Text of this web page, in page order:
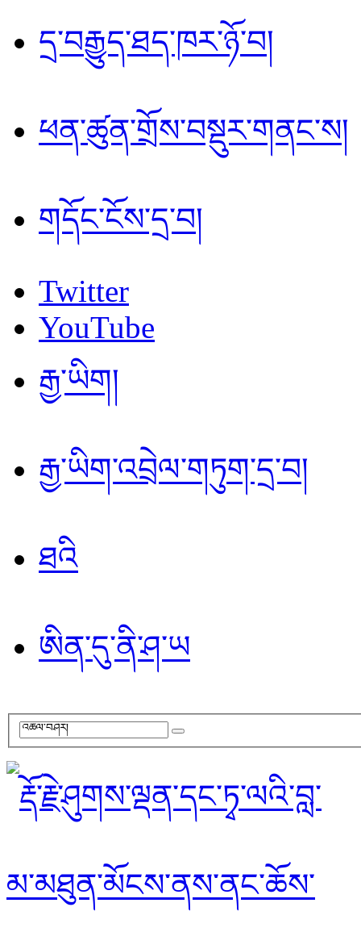
དྲ་བརྒྱུད་ཐད་ཁར་ཉོ་བ།
ཕན་ཚུན་གྲོས་བསྡུར་གནང་ས།
གདོང་ངོས་དྲ་བ།
Twitter
YouTube
རྒྱ་ཡིག།
རྒྱ་ཡིག་འབྲེལ་གཏུག་དྲ་བ།
ཐའི
ཨིན་དུ་ནི་ཤ་ཡ